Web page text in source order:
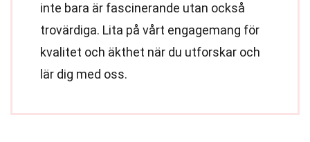
inte bara är fascinerande utan också
trovärdiga. Lita på vårt engagemang för
kvalitet och äkthet när du utforskar och
lär dig med oss.